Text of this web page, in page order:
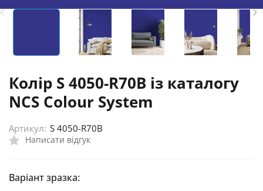
Колір S 4050-R70B із каталогу
NCS Colour System
Написати відгук
Артикул: S 4050-R70B
Варіант зразка: